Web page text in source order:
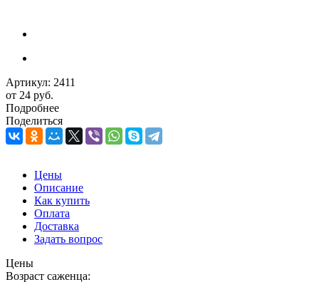
Артикул: 2411
от 24 руб.
Подробнее
Поделиться
Цены
Описание
Как купить
Оплата
Доставка
Задать вопрос
Цены
Возраст саженца: